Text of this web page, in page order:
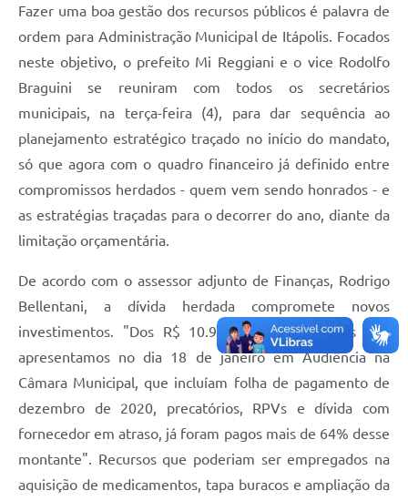
Documentos
Distritos
Água de Qualidade
Feriados Municipais
Bairros Rurais
História
Ouvidoria Municipal
Arquivos para Download
Carta de Serviços
Turismo
Fazer uma boa gestão dos recursos públicos é palavra de
ordem para Administração Municipal de Itápolis. Focados
neste objetivo, o prefeito Mi Reggiani e o vice Rodolfo
Braguini se reuniram com todos os secretários
municipais, na terça-feira (4), para dar sequência ao
planejamento estratégico traçado no início do mandato,
só que agora com o quadro financeiro já definido entre
compromissos herdados - quem vem sendo honrados - e
as estratégias traçadas para o decorrer do ano, diante da
limitação orçamentária.
De acordo com o assessor adjunto de Finanças, Rodrigo
Bellentani, a dívida herdada compromete novos
investimentos. "Dos R$ 10.915023,91 pendentes que
apresentamos no dia 18 de janeiro em Audiência na
Câmara Municipal, que incluíam folha de pagamento de
dezembro de 2020, precatórios, RPVs e dívida com
fornecedor em atraso, já foram pagos mais de 64% desse
montante". Recursos que poderiam ser empregados na
aquisição de medicamentos, tapa buracos e ampliação da